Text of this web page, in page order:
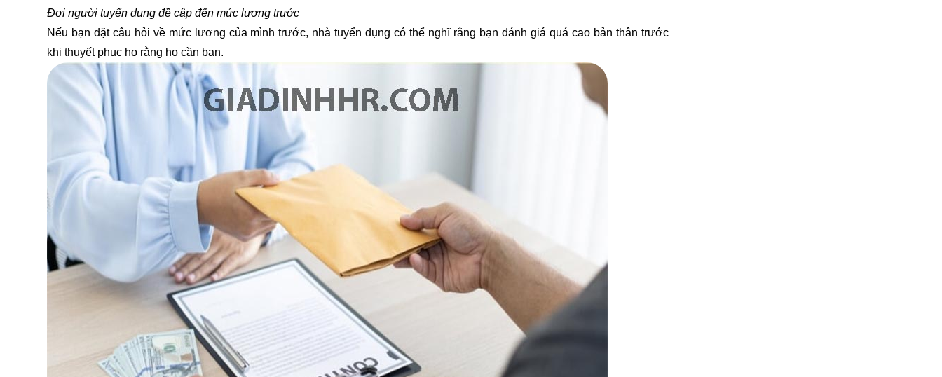
Đợi người tuyển dụng đề cập đến mức lương trước
Nếu bạn đặt câu hỏi về mức lương của mình trước, nhà tuyển dụng có thể nghĩ rằng bạn đánh giá quá cao bản thân trước
khi thuyết phục họ rằng họ cần bạn.